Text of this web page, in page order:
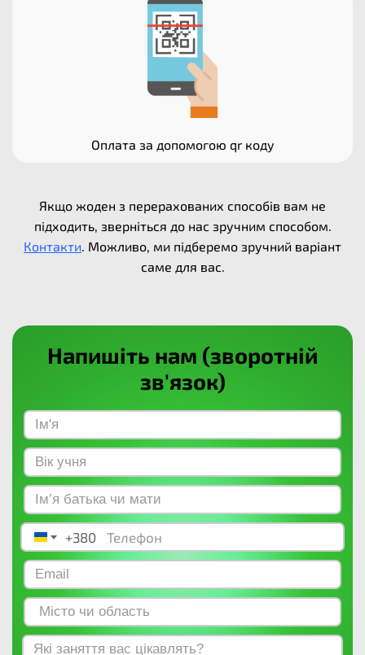
Оплата за допомогою qr коду
Якщо жоден з перерахованих способів вам не
підходить, зверніться до нас зручним способом.
Контакти. Можливо, ми підберемо зручний варіант
саме для вас.
Напишіть нам (зворотній
зв'язок)
Ukraine +380
+380